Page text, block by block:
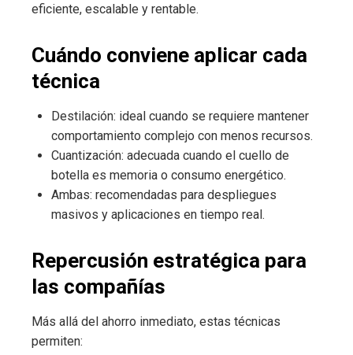
eficiente, escalable y rentable.
Cuándo conviene aplicar cada
técnica
Destilación: ideal cuando se requiere mantener
comportamiento complejo con menos recursos.
Cuantización: adecuada cuando el cuello de
botella es memoria o consumo energético.
Ambas: recomendadas para despliegues
masivos y aplicaciones en tiempo real.
Repercusión estratégica para
las compañías
Más allá del ahorro inmediato, estas técnicas
permiten: